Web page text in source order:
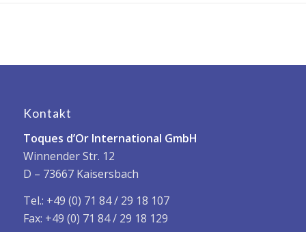
Kontakt
Toques d’Or International GmbH
Winnender Str. 12
D – 73667 Kaisersbach
Tel.: +49 (0) 71 84 / 29 18 107
Fax: +49 (0) 71 84 / 29 18 129